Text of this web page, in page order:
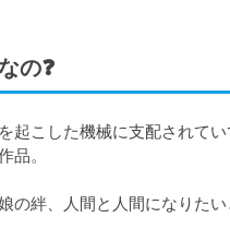
の❓️
起こした機械に支配されて
品。
の絆、人間と人間になりた